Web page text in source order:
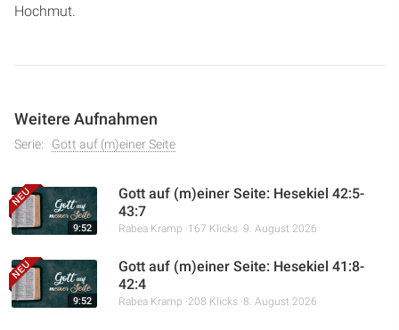
Hochmut.
Weitere Aufnahmen
Serie: Gott auf (m)einer Seite
9:52
Gott auf (m)einer Seite: Hesekiel 42:5-
43:7
Rabea Kramp 167 Klicks 9. August 2026
9:52
Gott auf (m)einer Seite: Hesekiel 41:8-
42:4
Rabea Kramp 208 Klicks 8. August 2026